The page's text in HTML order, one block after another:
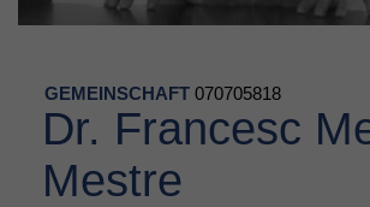
GEMEINSCHAFT 070705818
Dr. Francesc
Mestre